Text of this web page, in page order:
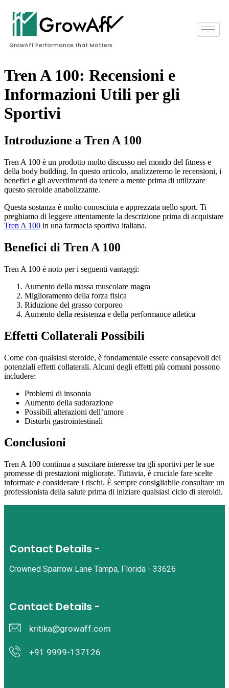
GrowAff Performance that Matters
Tren A 100: Recensioni e
Informazioni Utili per gli
Sportivi
Introduzione a Tren A 100
Tren A 100 è un prodotto molto discusso nel mondo del fitness e
della body building. In questo articolo, analizzeremo le recensioni, i
benefici e gli avvertimenti da tenere a mente prima di utilizzare
questo steroide anabolizzante.
Questa sostanza è molto conosciuta e apprezzata nello sport. Ti
preghiamo di leggere attentamente la descrizione prima di acquistare
Tren A 100 in una farmacia sportiva italiana.
Benefici di Tren A 100
Tren A 100 è noto per i seguenti vantaggi:
Aumento della massa muscolare magra
Miglioramento della forza fisica
Riduzione del grasso corporeo
Aumento della resistenza e della performance atletica
Effetti Collaterali Possibili
Come con qualsiasi steroide, è fondamentale essere consapevoli dei
potenziali effetti collaterali. Alcuni degli effetti più comuni possono
includere:
Problemi di insonnia
Aumento della sudorazione
Possibili alterazioni dell’umore
Disturbi gastrointestinali
Conclusioni
Tren A 100 continua a suscitare interesse tra gli sportivi per le sue
promesse di prestazioni migliorate. Tuttavia, è cruciale fare scelte
informate e considerare i rischi. È sempre consigliabile consultare un
professionista della salute prima di iniziare qualsiasi ciclo di steroidi.
Contact Details -
Crowned Sparrow Lane Tampa, Florida - 33626
Contact Details -
kritika@growaff.com
+91 9999-137126